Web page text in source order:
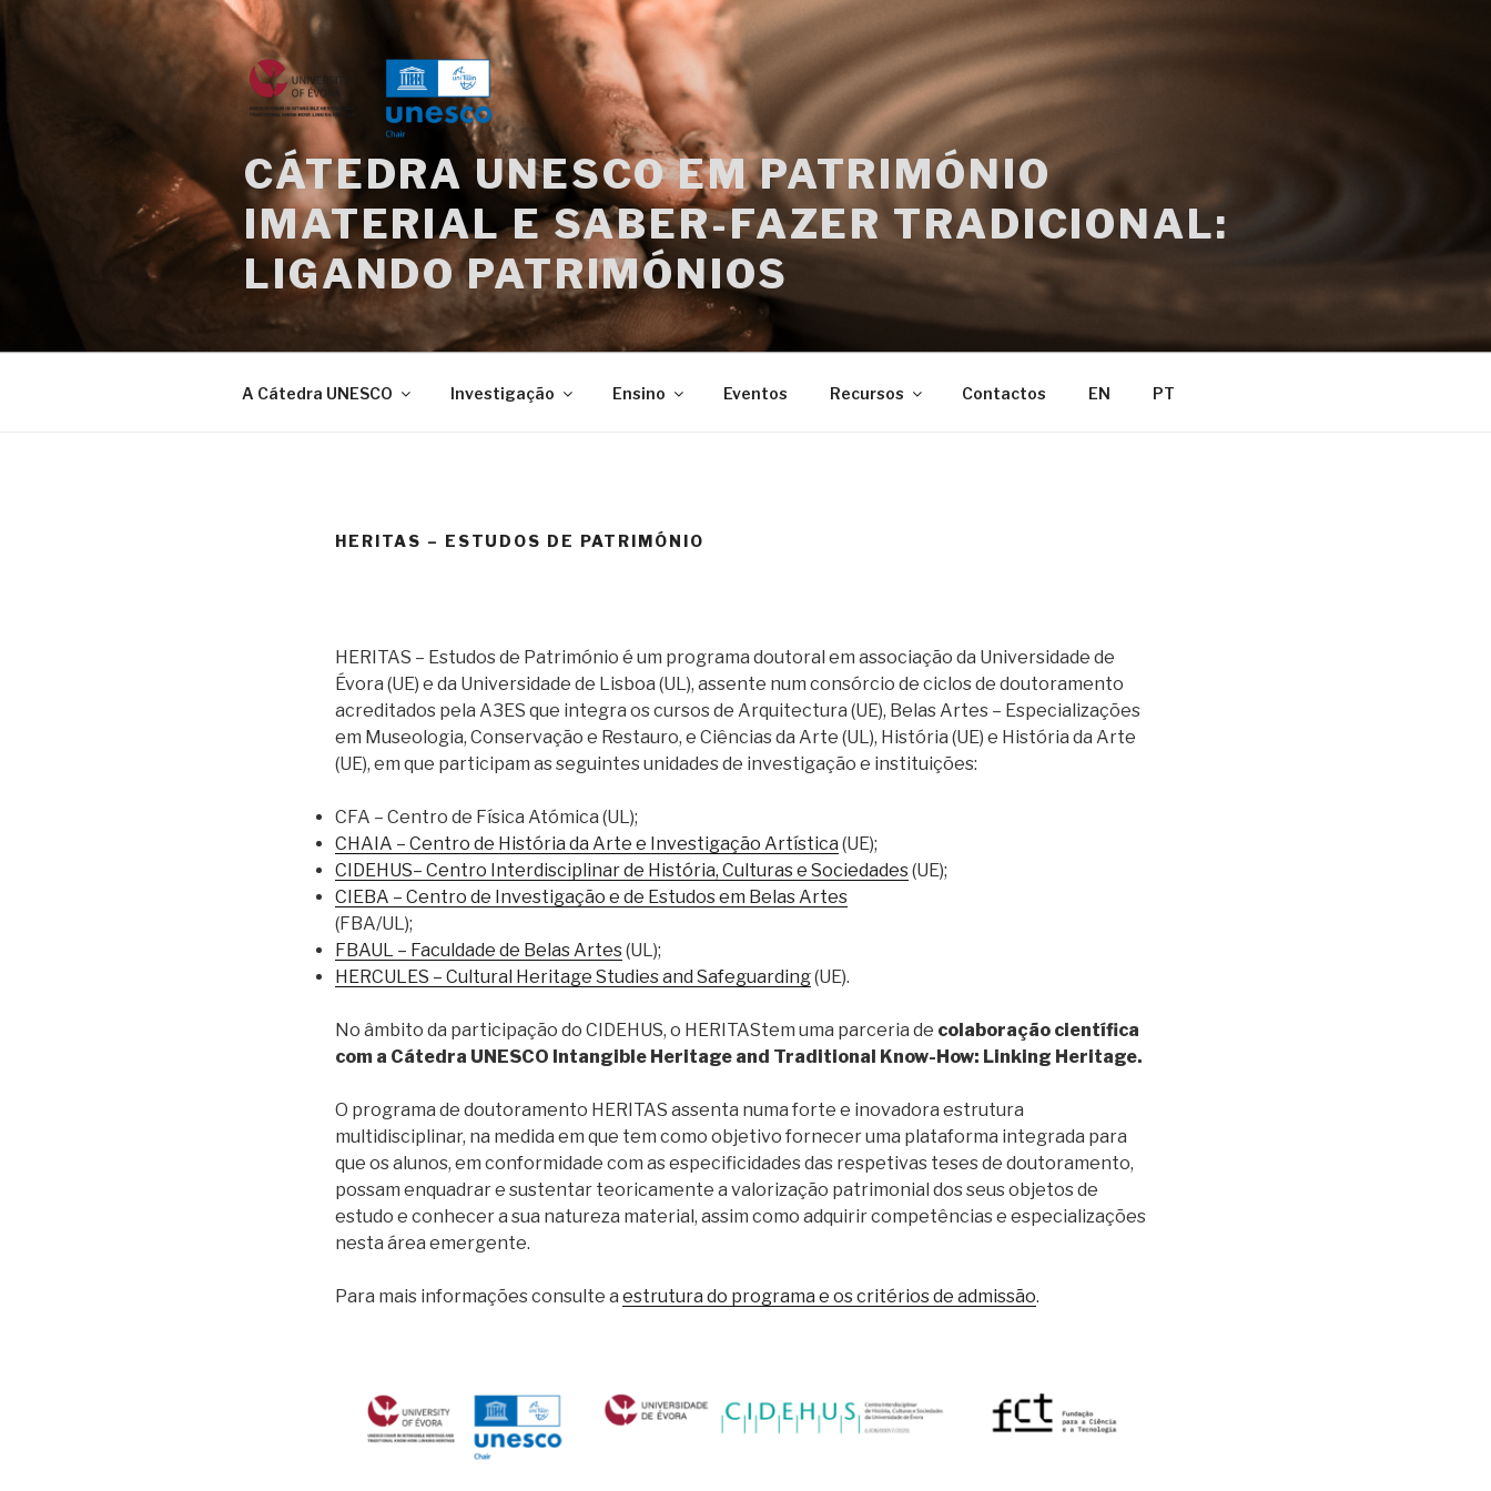
CÁTEDRA UNESCO EM PATRIMÓNIO
IMATERIAL E SABER-FAZER TRADICIONAL:
LIGANDO PATRIMÓNIOS
A Cátedra UNESCO Investigação Ensino Eventos Recursos Contactos EN PT
HERITAS – ESTUDOS DE PATRIMÓNIO
HERITAS – Estudos de Património é um programa doutoral em associação da Universidade de
Évora (UE) e da Universidade de Lisboa (UL), assente num consórcio de ciclos de doutoramento
acreditados pela A3ES que integra os cursos de Arquitectura (UE), Belas Artes – Especializações
em Museologia, Conservação e Restauro, e Ciências da Arte (UL), História (UE) e História da Arte
(UE), em que participam as seguintes unidades de investigação e instituições:
CFA – Centro de Física Atómica (UL);
CHAIA – Centro de História da Arte e Investigação Artística (UE);
CIDEHUS– Centro Interdisciplinar de História, Culturas e Sociedades(UE);
CIEBA – Centro de Investigação e de Estudos em Belas Artes
(FBA/UL);
FBAUL – Faculdade de Belas Artes(UL);
HERCULES – Cultural Heritage Studies and Safeguarding(UE).
No âmbito da participação do CIDEHUS, o HERITAStem uma parceria de colaboração científica
com a Cátedra UNESCO Intangible Heritage and Traditional Know-How: Linking Heritage.
O programa de doutoramento HERITAS assenta numa forte e inovadora estrutura
multidisciplinar, na medida em que tem como objetivo fornecer uma plataforma integrada para
que os alunos, em conformidade com as especificidades das respetivas teses de doutoramento,
possam enquadrar e sustentar teoricamente a valorização patrimonial dos seus objetos de
estudo e conhecer a sua natureza material, assim como adquirir competências e especializações
nesta área emergente.
Para mais informações consulte a estrutura do programa e os critérios de admissão.